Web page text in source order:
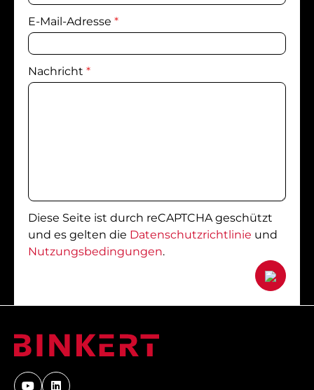
E-Mail-Adresse *
Nachricht *
Diese Seite ist durch reCAPTCHA geschützt
und es gelten die Datenschutzrichtlinie und
Nutzungsbedingungen.